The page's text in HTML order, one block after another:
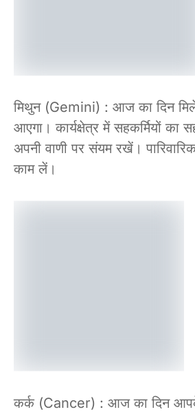
मिथुन (Gemini) : आज का दिन
आएगा। कार्यक्षेत्र में सहकर्मियों का
अपनी वाणी पर संयम रखें।
काम लें।
कर्क (Cancer) : आज का दिन